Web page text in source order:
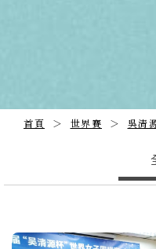
首頁 世界賽 吳清
Previous